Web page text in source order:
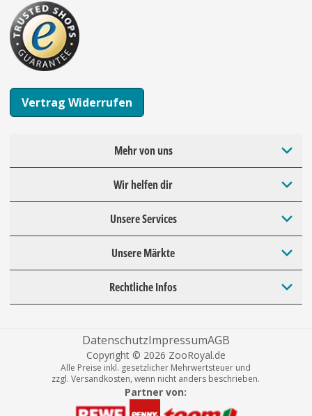
Vertrag Widerrufen
Mehr von uns
Wir helfen dir
Unsere Services
Unsere Märkte
Rechtliche Infos
DatenschutzImpressumAGB
Copyright © 2026 ZooRoyal.de
Alle Preise inkl. gesetzlicher Mehrwertsteuer und
zzgl. Versandkosten, wenn nicht anders beschrieben.
Partner von: